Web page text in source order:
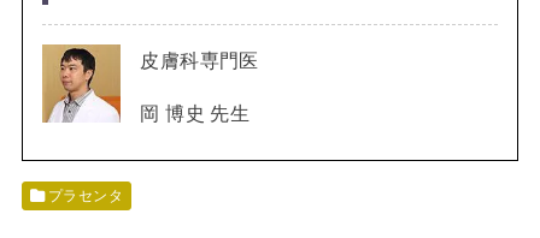
皮膚科専門医
岡 博史 先生
プラセンタ